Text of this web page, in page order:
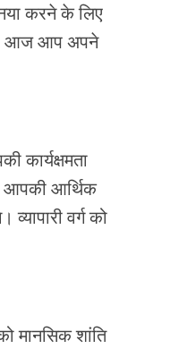
करने के लिए
आज आप अपने
आपकी आर्थिक
वर्ग को
मानसिक शांति